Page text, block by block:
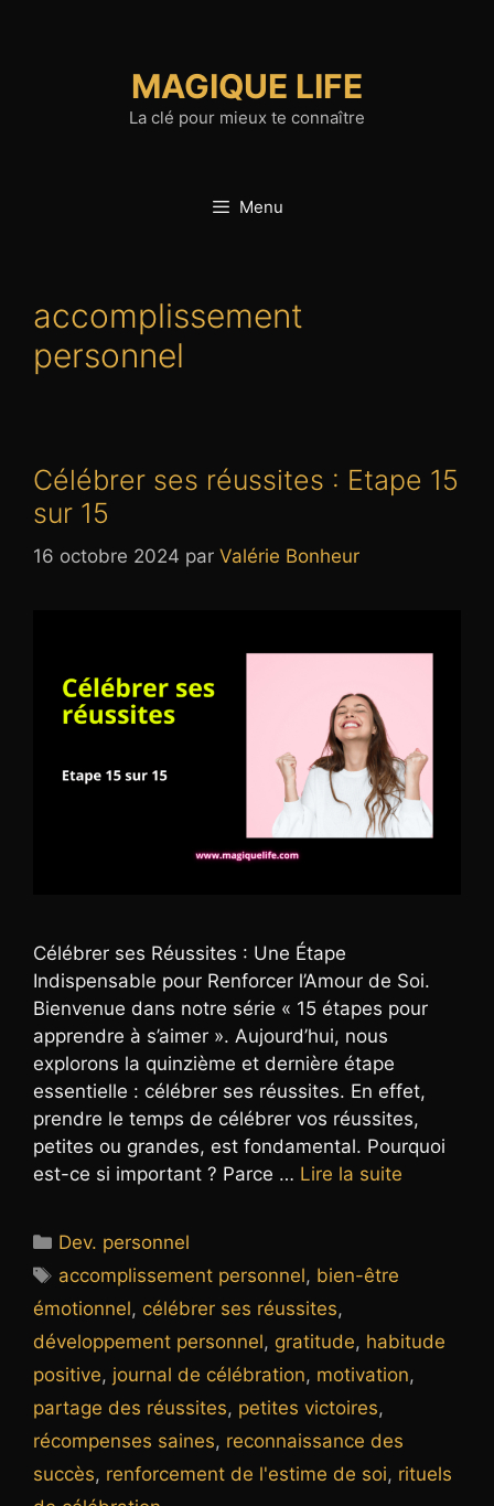
MAGIQUE LIFE
La clé pour mieux te connaître
Menu
accomplissement
personnel
Célébrer ses réussites : Etape 15
sur 15
16 octobre 2024 par Valérie Bonheur
Célébrer ses Réussites : Une Étape
Indispensable pour Renforcer l’Amour de Soi.
Bienvenue dans notre série « 15 étapes pour
apprendre à s’aimer ». Aujourd’hui, nous
explorons la quinzième et dernière étape
essentielle : célébrer ses réussites. En effet,
prendre le temps de célébrer vos réussites,
petites ou grandes, est fondamental. Pourquoi
est-ce si important ? Parce … Lire la suite
Catégories
Dev. personnel
Étiquettes
accomplissement personnel, bien-être
émotionnel, célébrer ses réussites,
développement personnel, gratitude, habitude
positive, journal de célébration, motivation,
partage des réussites, petites victoires,
récompenses saines, reconnaissance des
succès, renforcement de l'estime de soi, rituels